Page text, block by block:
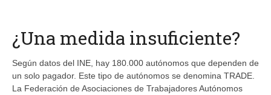
¿Una medida insuficiente?
Según datos del INE, hay 180.000 autónomos que dependen de
un solo pagador. Este tipo de autónomos se denomina TRADE.
La Federación de Asociaciones de Trabajadores Autónomos